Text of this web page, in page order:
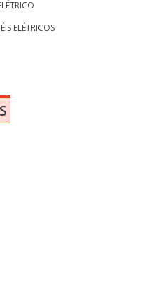
ELÉTRICOS
EM SP
INDUSTRIAIS